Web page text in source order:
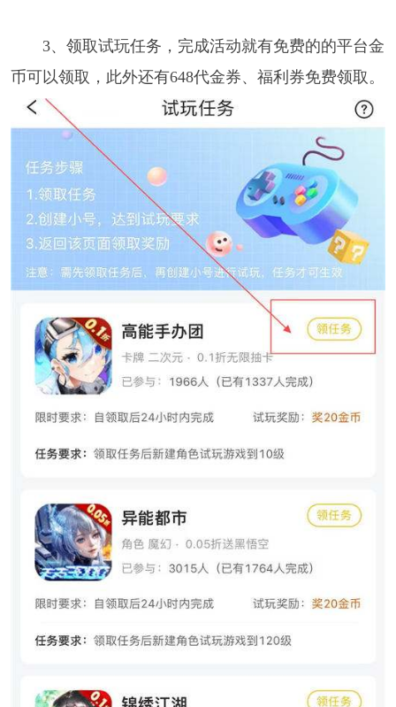
3、领取试玩任务，完成活动就有免费的的平台金
币可以领取，此外还有648代金券、福利券免费领取。